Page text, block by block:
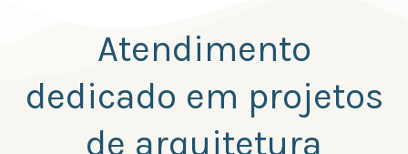
Atendimento
dedicado em projetos
de arquitetura